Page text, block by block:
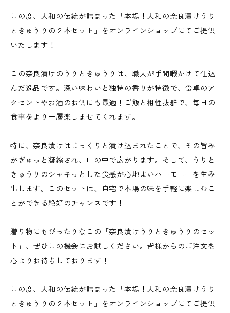
この度、大和の伝統が詰まった「本場！大和の奈良漬けうり
ときゅうりの２本セット」をオンラインショップにてご提供
いたします！
この奈良漬けのうりときゅうりは、職人が手間暇かけて仕込
んだ逸品です。深い味わいと独特の香りが特徴で、食卓のア
クセントやお酒のお供にも最適！ご飯と相性抜群で、毎日の
食事をより一層楽しませてくれます。
特に、奈良漬けはじっくりと漬け込まれたことで、その旨み
がぎゅっと凝縮され、口の中で広がります。そして、うりと
きゅうりのシャキっとした食感が心地よいハーモニーを生み
出します。このセットは、自宅で本場の味を手軽に楽しむこ
とができる絶好のチャンスです！
贈り物にもぴったりなこの「奈良漬けうりときゅうりのセッ
ト」、ぜひこの機会にお試しください。皆様からのご注文を
心よりお待ちしております！
この度、大和の伝統が詰まった「本場！大和の奈良漬けうり
ときゅうりの２本セット」をオンラインショップにてご提供